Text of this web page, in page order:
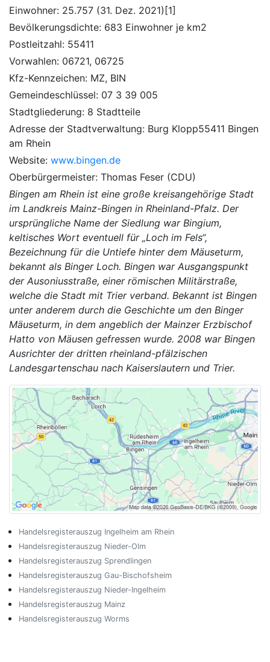
Einwohner: 25.757 (31. Dez. 2021)[1]
Bevölkerungsdichte: 683 Einwohner je km2
Postleitzahl: 55411
Vorwahlen: 06721, 06725
Kfz-Kennzeichen: MZ, BIN
Gemeindeschlüssel: 07 3 39 005
Stadtgliederung: 8 Stadtteile
Adresse der Stadtverwaltung: Burg Klopp55411 Bingen
am Rhein
Website: www.bingen.de
Oberbürgermeister: Thomas Feser (CDU)
Bingen am Rhein ist eine große kreisangehörige Stadt
im Landkreis Mainz-Bingen in Rheinland-Pfalz. Der
ursprüngliche Name der Siedlung war Bingium,
keltisches Wort eventuell für „Loch im Fels“,
Bezeichnung für die Untiefe hinter dem Mäuseturm,
bekannt als Binger Loch. Bingen war Ausgangspunkt
der Ausoniusstraße, einer römischen Militärstraße,
welche die Stadt mit Trier verband. Bekannt ist Bingen
unter anderem durch die Geschichte um den Binger
Mäuseturm, in dem angeblich der Mainzer Erzbischof
Hatto von Mäusen gefressen wurde. 2008 war Bingen
Ausrichter der dritten rheinland-pfälzischen
Landesgartenschau nach Kaiserslautern und Trier.
Handelsregisterauszug Ingelheim am Rhein
Handelsregisterauszug Nieder-Olm
Handelsregisterauszug Sprendlingen
Handelsregisterauszug Gau-Bischofsheim
Handelsregisterauszug Nieder-Ingelheim
Handelsregisterauszug Mainz
Handelsregisterauszug Worms